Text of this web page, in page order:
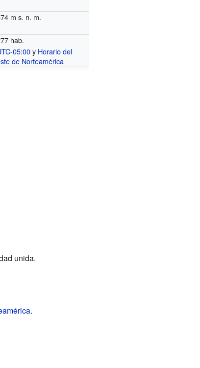
m s. n. m.
hab.
05:00y Horario del
de Norteamérica
unida.
.